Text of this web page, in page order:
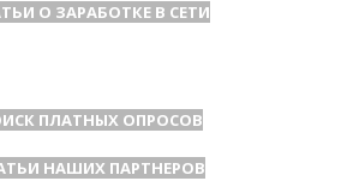
О ЗАРАБОТКЕ В СЕТИ
ПЛАТНЫХ ОПРОСОВ
НАШИХ ПАРТНЕРОВ